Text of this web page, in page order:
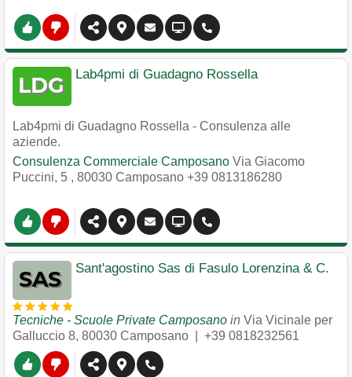
Lab4pmi di Guadagno Rossella
Lab4pmi di Guadagno Rossella - Consulenza alle
aziende.
Consulenza Commerciale Camposano Via Giacomo
Puccini, 5 , 80030 Camposano +39 0813186280
Sant'agostino Sas di Fasulo Lorenzina & C.
Tecniche - Scuole Private Camposano in Via Vicinale per
Galluccio 8, 80030 Camposano +39 0818232561